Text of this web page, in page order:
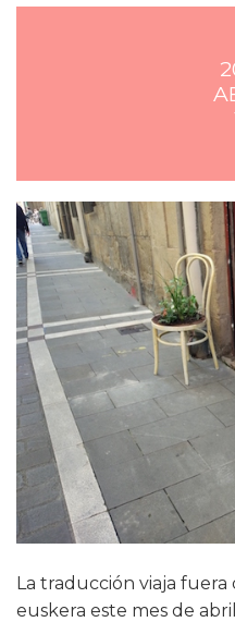
La traducción viaja
euskera este mes de